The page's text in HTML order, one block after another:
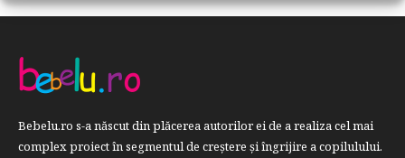
Bebelu.ro s-a născut din plăcerea autorilor ei de a realiza cel mai
complex proiect în segmentul de creştere şi îngrijire a copilulului.